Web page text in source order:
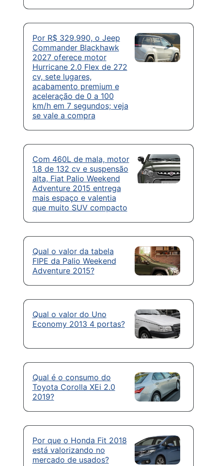
Por R$ 329.990, o Jeep
Commander Blackhawk
2027 oferece motor
Hurricane 2.0 Flex de 272
cv, sete lugares,
acabamento premium e
aceleração de 0 a 100
km/h em 7 segundos; veja
se vale a compra
Com 460L de mala, motor
1.8 de 132 cv e suspensão
alta, Fiat Palio Weekend
Adventure 2015 entrega
mais espaço e valentia
que muito SUV compacto
Qual o valor da tabela
FIPE da Palio Weekend
Adventure 2015?
Qual o valor do Uno
Economy 2013 4 portas?
Qual é o consumo do
Toyota Corolla XEi 2.0
2019?
Por que o Honda Fit 2018
está valorizando no
mercado de usados?